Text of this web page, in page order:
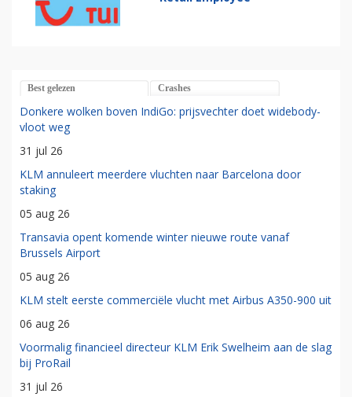
Best gelezen Crashes
Donkere wolken boven IndiGo: prijsvechter doet widebody-
vloot weg
31 jul 26
KLM annuleert meerdere vluchten naar Barcelona door
staking
05 aug 26
Transavia opent komende winter nieuwe route vanaf
Brussels Airport
05 aug 26
KLM stelt eerste commerciële vlucht met Airbus A350-900 uit
06 aug 26
Voormalig financieel directeur KLM Erik Swelheim aan de slag
bij ProRail
31 jul 26